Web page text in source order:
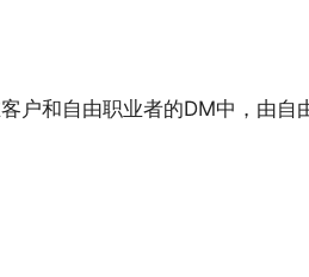
户和自由职业者的DM中，由自